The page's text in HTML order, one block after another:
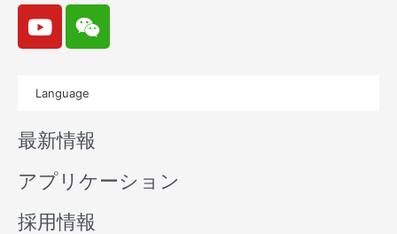
Y
o
u
b
e
W
e
i
n
Language
最新情報
アプリケーション
採用情報